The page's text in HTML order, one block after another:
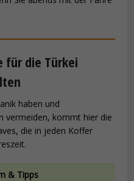
für die Türkei
haben und
vermeiden, kommt hier die
die in jeden Koffer
& Tipps